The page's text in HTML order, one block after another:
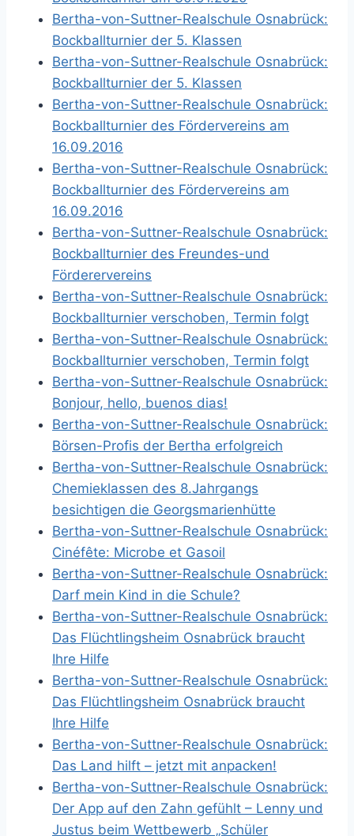
Bertha-von-Suttner-Realschule Osnabrück:
Bockballturnier der 5. Klassen
Bertha-von-Suttner-Realschule Osnabrück:
Bockballturnier der 5. Klassen
Bertha-von-Suttner-Realschule Osnabrück:
Bockballturnier des Fördervereins am
16.09.2016
Bertha-von-Suttner-Realschule Osnabrück:
Bockballturnier des Fördervereins am
16.09.2016
Bertha-von-Suttner-Realschule Osnabrück:
Bockballturnier des Freundes-und
Förderervereins
Bertha-von-Suttner-Realschule Osnabrück:
Bockballturnier verschoben, Termin folgt
Bertha-von-Suttner-Realschule Osnabrück:
Bockballturnier verschoben, Termin folgt
Bertha-von-Suttner-Realschule Osnabrück:
Bonjour, hello, buenos dias!
Bertha-von-Suttner-Realschule Osnabrück:
Börsen-Profis der Bertha erfolgreich
Bertha-von-Suttner-Realschule Osnabrück:
Chemieklassen des 8.Jahrgangs
besichtigen die Georgsmarienhütte
Bertha-von-Suttner-Realschule Osnabrück:
Cinéfête: Microbe et Gasoil
Bertha-von-Suttner-Realschule Osnabrück:
Darf mein Kind in die Schule?
Bertha-von-Suttner-Realschule Osnabrück:
Das Flüchtlingsheim Osnabrück braucht
Ihre Hilfe
Bertha-von-Suttner-Realschule Osnabrück:
Das Flüchtlingsheim Osnabrück braucht
Ihre Hilfe
Bertha-von-Suttner-Realschule Osnabrück:
Das Land hilft – jetzt mit anpacken!
Bertha-von-Suttner-Realschule Osnabrück:
Der App auf den Zahn gefühlt – Lenny und
Justus beim Wettbewerb „Schüler